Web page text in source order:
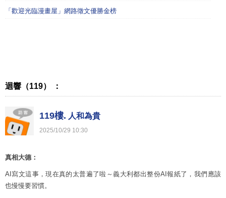
「歡迎光臨漫畫屋」網路徵文優勝金榜
迴響（119） ：
119樓. 人和為貴
2025/10/29 10:30
真相大德：
AI寫文這事，現在真的太普遍了啦～義大利都出整份AI報紙了，我們應該
也慢慢要習慣。